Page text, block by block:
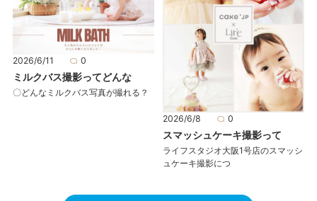
2026/6/11 0
ミルクバス撮影ってどんな
〇どんなミルクバス写真が撮れる？
2026/6/8 0
スマッシュケーキ撮影って
ライフスタジオ大阪1号店のスマッシ
ュケーキ撮影につ